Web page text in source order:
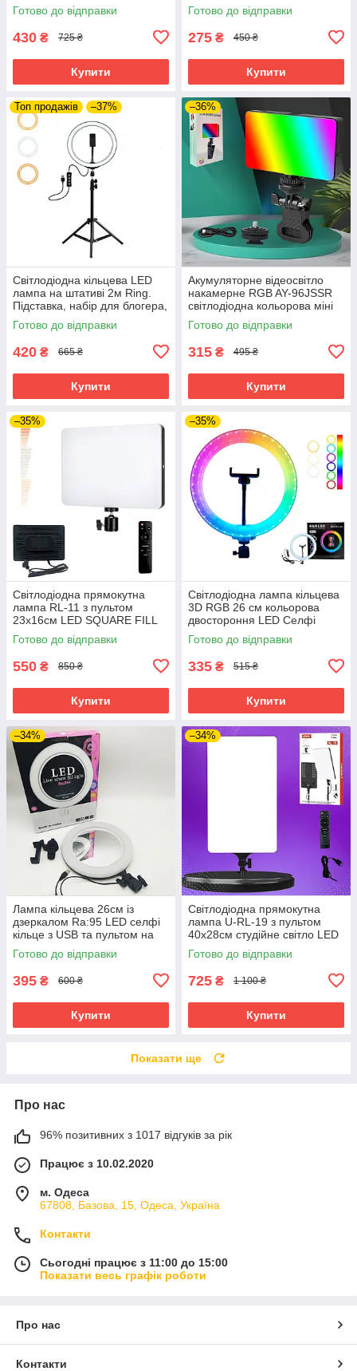
кільце зі штативом Мрія
тиктокера 26 см
Готово до відправки
430 ₴ 725 ₴
Купити
з прищіпкою для фото і відео
Готово до відправки
275 ₴ 450 ₴
Купити
Топ продажів –37%
Світлодіодна кільцева LED
лампа на штативі 2м Ring.
Підставка, набір для блогера,
фото. Селфи кільце 26 см
Готово до відправки
420 ₴ 665 ₴
Купити
–36%
Акумуляторне відеосвітло
накамерне RGB AY-96JSSR
світлодіодна кольорова міні
лампа з прищіпкою для фото
та відео
Готово до відправки
315 ₴ 495 ₴
Купити
–35%
Світлодіодна прямокутна
лампа RL-11 з пультом
23х16см LED SQUARE FILL
LIGHT для фото та
відеозйомки
Готово до відправки
550 ₴ 850 ₴
Купити
–35%
Світлодіодна лампа кільцева
3D RGB 26 см кольорова
двостороння LED Селфі
кільце для фото блогерів від
usb
Готово до відправки
335 ₴ 515 ₴
Купити
–34%
Лампа кільцева 26см із
дзеркалом Ra:95 LED селфі
кільце з USB та пультом на
шнурі світлодіодна
Готово до відправки
395 ₴ 600 ₴
Купити
–34%
Світлодіодна прямокутна
лампа U-RL-19 з пультом
40х28cм студійне світло LED
для фото відеозйомки
Готово до відправки
725 ₴ 1 100 ₴
Купити
Показати ще
Про нас
96% позитивних з 1017 відгуків за рік
Працює з 10.02.2020
м. Одеса
67808, Базова, 15, Одеса, Україна
Контакти
Сьогодні працює з 11:00 до 15:00
Показати весь графік роботи
Про нас
Контакти